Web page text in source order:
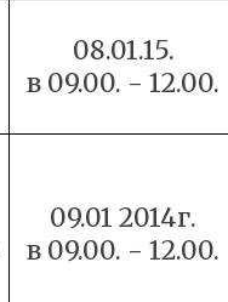
08.01.15.
в 09.00. - 12.00.
09.01 2014г.
в 09.00. - 12.00.